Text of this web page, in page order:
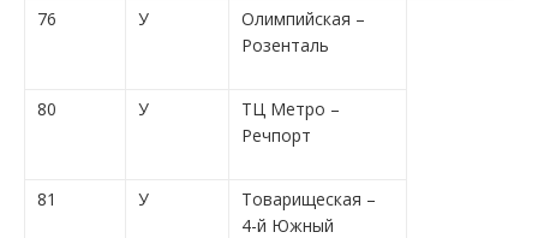
76 У
Олимпийская –
Розенталь
80 У
ТЦ Метро –
Речпорт
81 У
Товарищеская –
4-й Южный